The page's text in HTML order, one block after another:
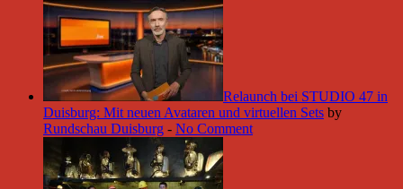
Relaunch bei STUDIO 47 in
Duisburg: Mit neuen Avataren und virtuellen Sets by
Rundschau Duisburg - No Comment